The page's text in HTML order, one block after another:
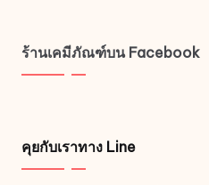
ร้านเคมีภัณฑ์บน Facebook
คุยกับเราทาง Line